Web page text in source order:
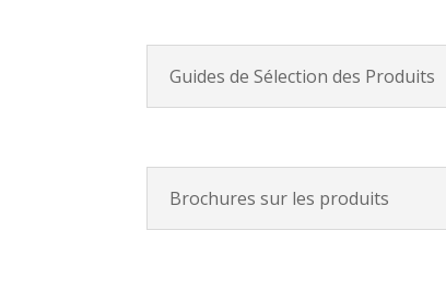
Guides de Sélection des Produits
Brochures sur les produits